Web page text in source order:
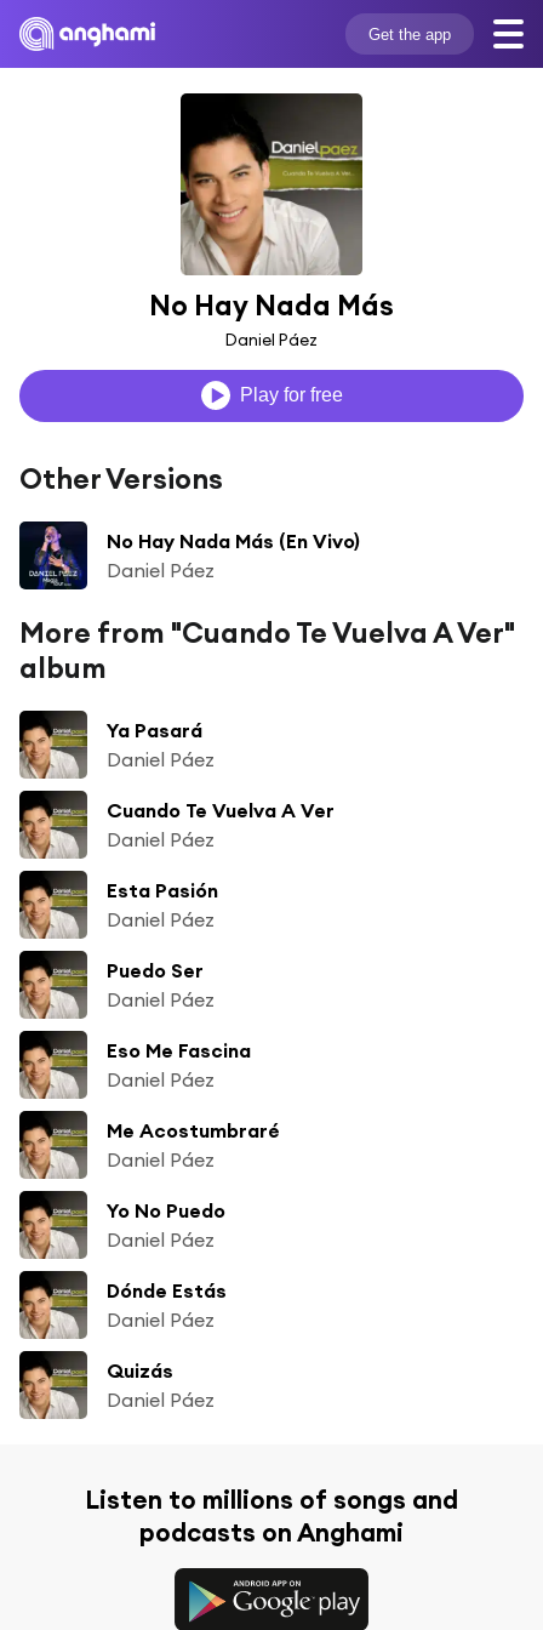
Get the app
No Hay Nada Más
Daniel Páez
Play for free
Other Versions
No Hay Nada Más (En Vivo)
Daniel Páez
More from "Cuando Te Vuelva A Ver"
album
Ya Pasará
Daniel Páez
Cuando Te Vuelva A Ver
Daniel Páez
Esta Pasión
Daniel Páez
Puedo Ser
Daniel Páez
Eso Me Fascina
Daniel Páez
Me Acostumbraré
Daniel Páez
Yo No Puedo
Daniel Páez
Dónde Estás
Daniel Páez
Quizás
Daniel Páez
Listen to millions of songs and
podcasts on Anghami